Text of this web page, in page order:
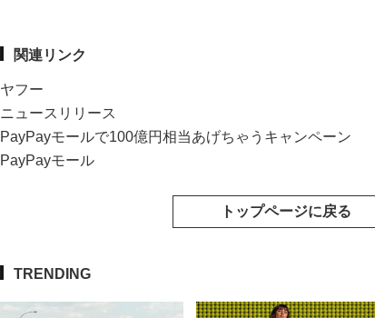
関連リンク
ヤフー
ニュースリリース
PayPayモールで100億円相当あげちゃうキャンペーン
PayPayモール
トップページに戻る
TRENDING